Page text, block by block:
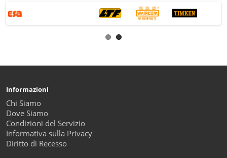
Informazioni
Chi Siamo
Dove Siamo
Condizioni del Servizio
Informativa sulla Privacy
Diritto di Recesso